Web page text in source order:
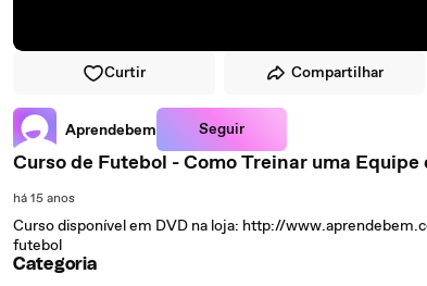
Curtir Compartilhar
Aprendebem Seguir
Curso de Futebol - Como Treinar uma Equipe
há 15 anos
Curso disponível em DVD na loja: http://
futebol
Categoria